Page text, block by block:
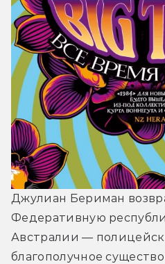
Джулиан Бериман
Федеративную
Австралии —
благополучное